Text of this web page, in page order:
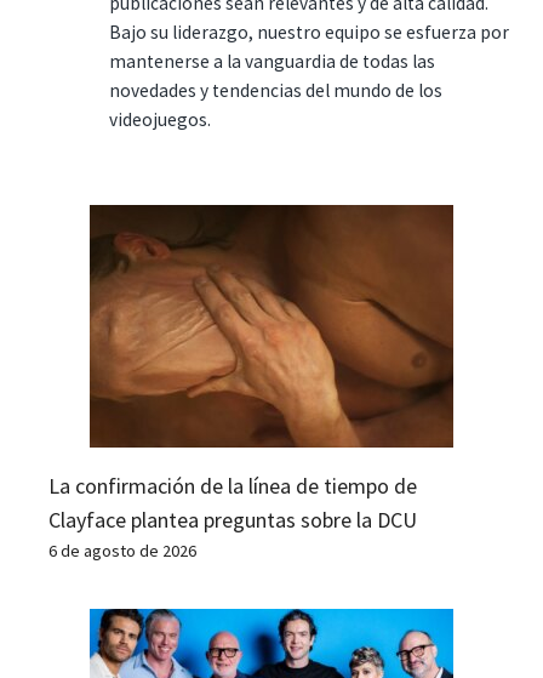
Bajo su liderazgo, nuestro equipo se esfuerza por
mantenerse a la vanguardia de todas las
novedades y tendencias del mundo de los
videojuegos.
La confirmación de la línea de tiempo de
Clayface plantea preguntas sobre la DCU
6 de agosto de 2026